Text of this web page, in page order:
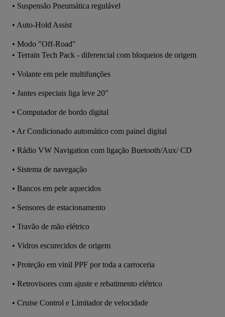
•⁠ Suspensão Pneumática regulável
•⁠ Auto-Hold Assist
•⁠ Modo "Off-Road"
•⁠ Terrain Tech Pack - diferencial com bloqueios de origem
•⁠ ⁠Volante em pele multifunções
•⁠ ⁠Jantes especiais liga leve 20"
•⁠ ⁠Computador de bordo digital
•⁠ ⁠Ar Condicionado automático com painel digital
•⁠ ⁠Rádio VW Navigation com ligação Buetooth/Aux/ CD
•⁠ ⁠Sistema de navegação
•⁠ ⁠Bancos em pele aquecidos
•⁠ ⁠Sensores de estacionamento
•⁠ ⁠Travão de mão elétrico
•⁠ ⁠Vidros escurecidos de origem
•⁠ Proteção em vinil PPF por toda a carroceria
•⁠ Retrovisores com ajuste e rebatimento elétrico
•⁠ ⁠Cruise Control e Limitador de velocidade